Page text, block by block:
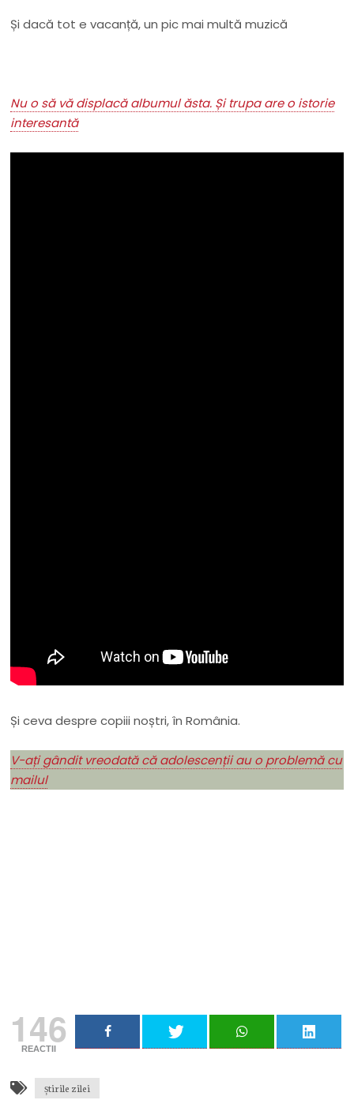
Și dacă tot e vacanță, un pic mai multă muzică
Nu o să vă displacă albumul ăsta. Și trupa are o istorie
interesantă
Și ceva despre copiii noștri, în România.
V-ați gândit vreodată că adolescenții au o problemă cu
mailul
146
REACTII
știrile zilei